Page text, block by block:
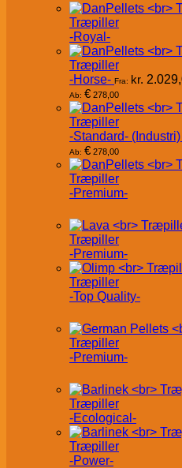
Træpiller
-Royal-
Træpiller
-Horse- Fra: kr.
Ab: € 278,00
Træpiller
-Standard- (Industri)
Ab: € 278,00
Træpiller
-Premium-
Træpiller
-Premium-
Træpiller
-Top Quality-
Træpiller
-Premium-
Træpiller
-Ecological-
Træpiller
-Power-